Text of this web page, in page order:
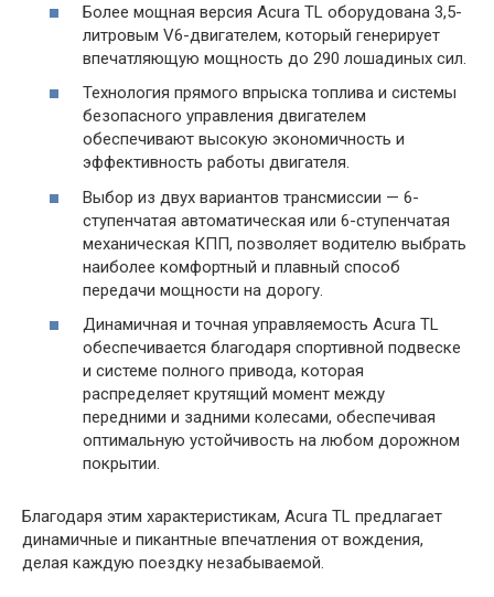
Более мощная версия Acura TL оборудована 3,5-
литровым V6-двигателем, который генерирует
впечатляющую мощность до 290 лошадиных сил.
Технология прямого впрыска топлива и системы
безопасного управления двигателем
обеспечивают высокую экономичность и
эффективность работы двигателя.
Выбор из двух вариантов трансмиссии — 6-
ступенчатая автоматическая или 6-ступенчатая
механическая КПП, позволяет водителю выбрать
наиболее комфортный и плавный способ
передачи мощности на дорогу.
Динамичная и точная управляемость Acura TL
обеспечивается благодаря спортивной подвеске
и системе полного привода, которая
распределяет крутящий момент между
передними и задними колесами, обеспечивая
оптимальную устойчивость на любом дорожном
покрытии.
Благодаря этим характеристикам, Acura TL предлагает
динамичные и пикантные впечатления от вождения,
делая каждую поездку незабываемой.